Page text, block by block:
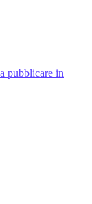
pubblicare in